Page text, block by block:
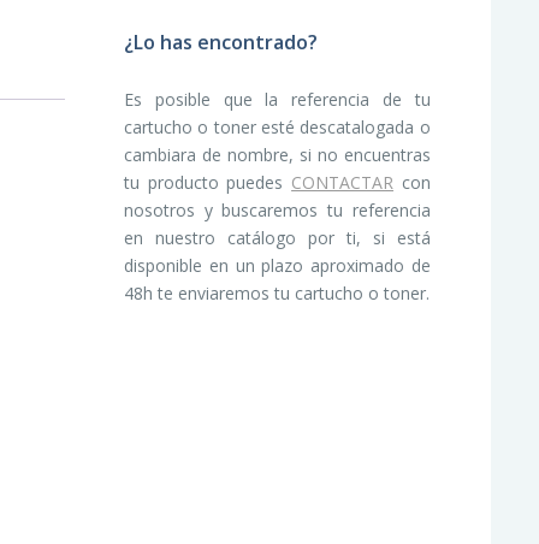
¿Lo has encontrado?
Es posible que la referencia de tu
cartucho o toner esté descatalogada o
cambiara de nombre, si no encuentras
tu producto puedes CONTACTAR con
nosotros y buscaremos tu referencia
en nuestro catálogo por ti, si está
disponible en un plazo aproximado de
48h te enviaremos tu cartucho o toner.